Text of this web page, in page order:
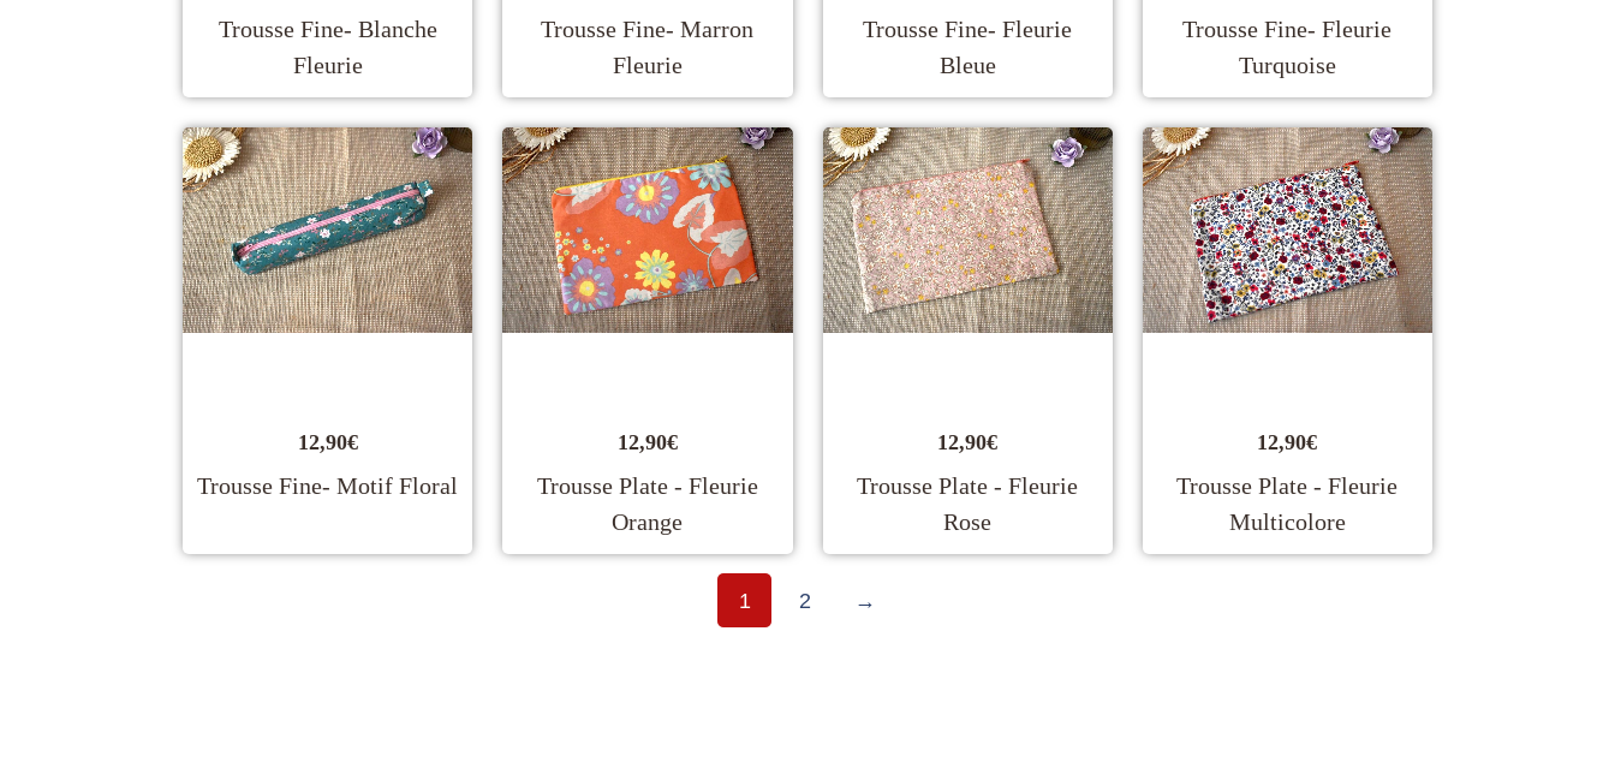
Trousse Fine- Blanche
Fleurie
Trousse Fine- Marron
Fleurie
Trousse Fine- Fleurie
Bleue
Trousse Fine- Fleurie
Turquoise
12,90€
Trousse Fine- Motif Floral
12,90€
Trousse Plate - Fleurie
Orange
12,90€
Trousse Plate - Fleurie
Rose
12,90€
Trousse Plate - Fleurie
Multicolore
1 2 →